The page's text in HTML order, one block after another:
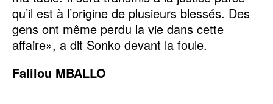
qu’il est à l’origine de plusieurs blessés. Des
gens ont même perdu la vie dans cette
affaire», a dit Sonko devant la foule.
Falilou MBALLO